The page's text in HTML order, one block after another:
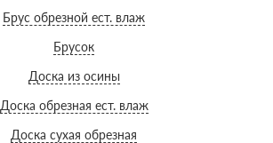
Брус обрезной ест. влаж
Брусок
Доска из осины
Доска обрезная ест. влаж
Доска сухая обрезная